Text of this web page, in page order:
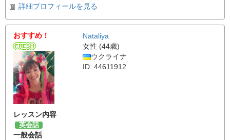
詳細プロフィールを見る
おすすめ！
Nataliya
女性 (44歳)
ウクライナ
ID: 44611912
レッスン内容
英会話
一般会話